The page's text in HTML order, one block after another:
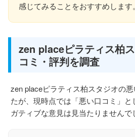
感じてみることをおすすめします。
zen placeピラティス柏
コミ・評判を調査
zen placeピラティス柏スタジオの
たが、現時点では「悪い口コミ」
ガティブな意見は見当たりませんで